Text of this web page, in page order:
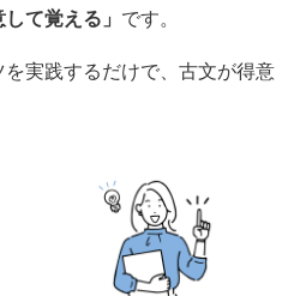
て覚える」 です。
実践するだけで、古文が得意